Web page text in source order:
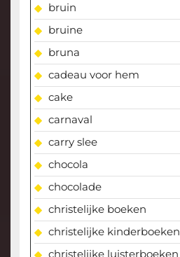
bruin
bruine
bruna
cadeau voor hem
cake
carnaval
carry slee
chocola
chocolade
christelijke boeken
christelijke kinderboeken
christelijke luisterboeken